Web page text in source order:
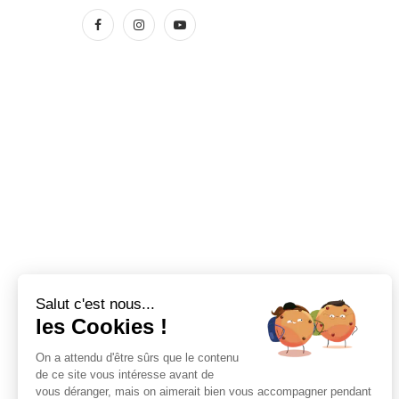
Salut c'est nous...
les Cookies !
On a attendu d'être sûrs que le contenu
de ce site vous intéresse avant de
vous déranger, mais on aimerait bien vous accompagner pendant